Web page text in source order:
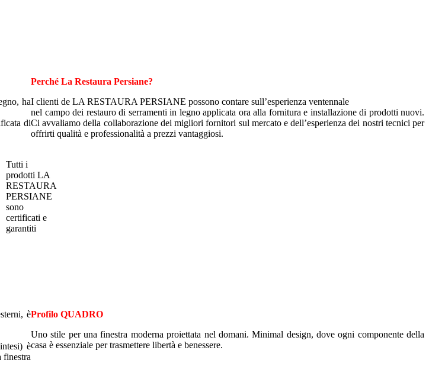
ha
di
Perché La Restaura Persiane?
I clienti de LA RESTAURA PERSIANE possono contare sull’esperienza ventennale
nel campo dei restauro di serramenti in legno applicata ora alla fornitura e installazione di prodotti nuovi.
Ci avvaliamo della collaborazione dei migliori fornitori sul mercato e dell’esperienza dei nostri tecnici per
offrirti qualità e professionalità a prezzi vantaggiosi.
Tutti i
prodotti LA
RESTAURA
PERSIANE
sono
certificati e
garantiti
è
è
finestra
Profilo QUADRO
Uno stile per una finestra moderna proiettata nel domani. Minimal design, dove ogni componente della
casa è essenziale per trasmettere libertà e benessere.